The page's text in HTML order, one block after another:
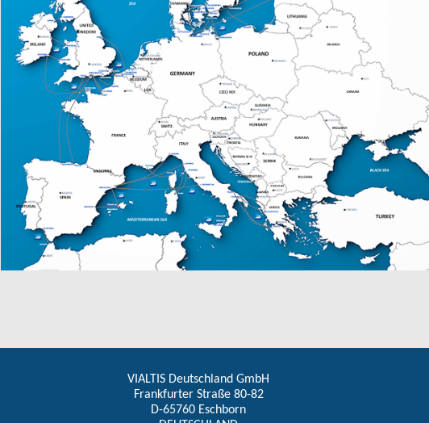
VIALTIS Deutschland GmbH
Frankfurter Straße 80-82
D-65760 Eschborn